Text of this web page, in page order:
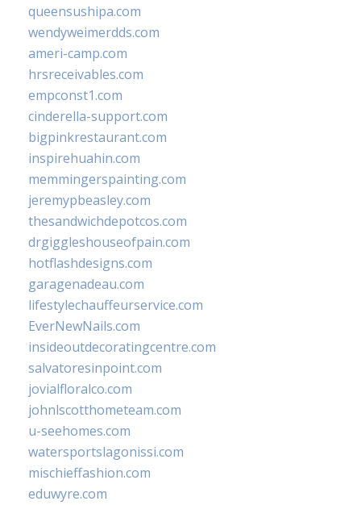
queensushipa.com
wendyweimerdds.com
ameri-camp.com
hrsreceivables.com
empconst1.com
cinderella-support.com
bigpinkrestaurant.com
inspirehuahin.com
memmingerspainting.com
jeremypbeasley.com
thesandwichdepotcos.com
drgiggleshouseofpain.com
hotflashdesigns.com
garagenadeau.com
lifestylechauffeurservice.com
EverNewNails.com
insideoutdecoratingcentre.com
salvatoresinpoint.com
jovialfloralco.com
johnlscotthometeam.com
u-seehomes.com
watersportslagonissi.com
mischieffashion.com
eduwyre.com